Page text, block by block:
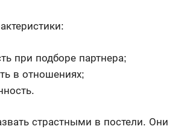
при подборе партнера;
в отношениях;
страстными в постели. Они